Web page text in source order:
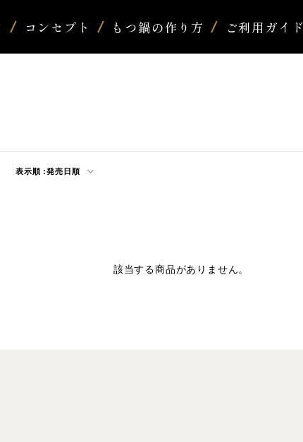
コンセプト もつ鍋の作り方 ご利用ガイド
表示順 :発売日順
該当する商品がありません。